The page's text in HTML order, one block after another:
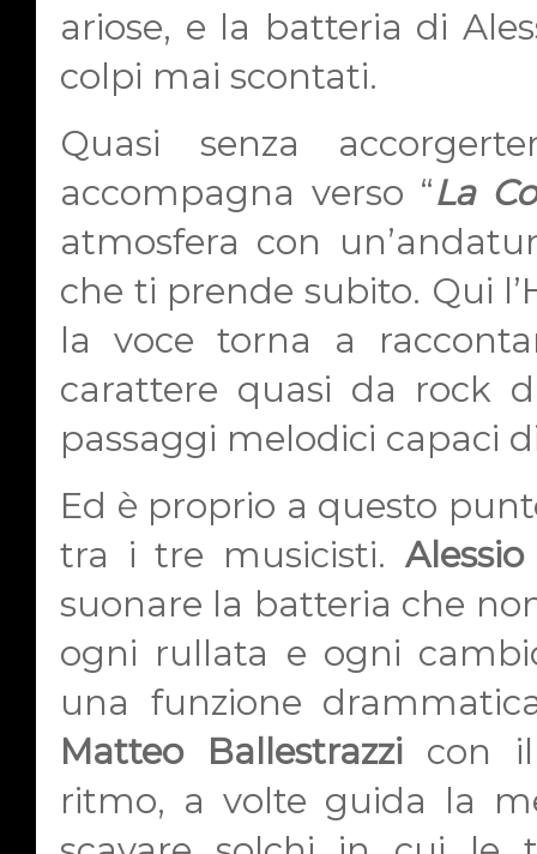
ariose, e la batteria di
colpi mai scontati.
Quasi senza
accompagna verso “La
atmosfera con
che ti prende subito. Qui
la voce torna a
carattere quasi da rock
passaggi melodici capaci
Ed è proprio a questo
tra i tre musicisti.
suonare la batteria che
ogni rullata e ogni
una funzione
Matteo Ballestrazzicon il
ritmo, a volte guida la